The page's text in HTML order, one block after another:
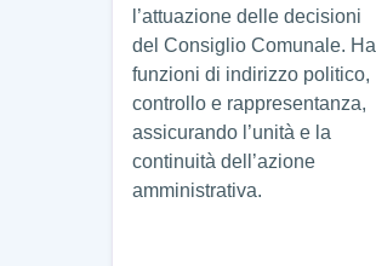
l’attuazione delle decisioni
del Consiglio Comunale. Ha
funzioni di indirizzo politico,
controllo e rappresentanza,
assicurando l’unità e la
continuità dell’azione
amministrativa.